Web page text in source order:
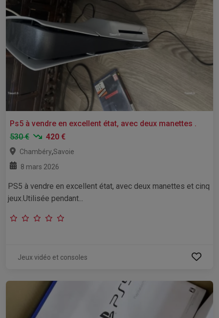
Ps5 à vendre en excellent état, avec deux manettes .
530 €
420 €
Chambéry,Savoie
8 mars 2026
PS5 à vendre en excellent état, avec deux manettes et cinq
jeux.Utilisée pendant...
Jeux vidéo et consoles